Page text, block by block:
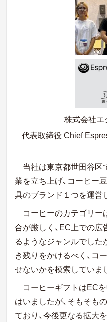
株式会社
代表取締役 Chief
当社は東京都世田谷
業を立ち上げ、コーヒー
具のブランド１つを運営
コーヒーのカテゴリー
合が厳しく、EC上での
るようなジャンルでした
き残りをかけるべく、コ
せないかを模索していま
コーヒーギフトはEC
はいましたが、そもそも
ており、今後更なる拡大